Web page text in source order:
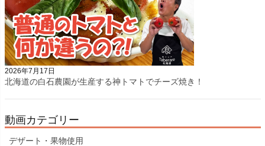
2026年7月17日
北海道の白石農園が生産する神トマトでチーズ焼き！
動画カテゴリー
デザート・果物使用